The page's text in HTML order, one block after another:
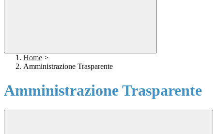
Home >
Amministrazione Trasparente
Amministrazione Trasparente